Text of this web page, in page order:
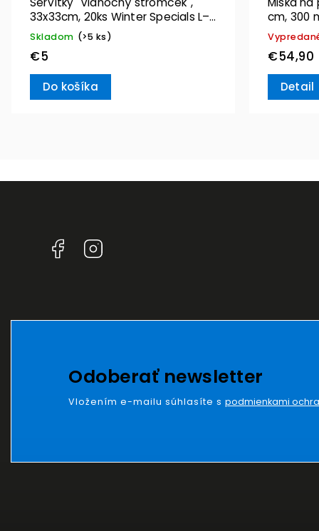
33x33cm, 20ks Winter Specials L–
Villeroy & Boch
Skladom (>5 ks)
€5
Do košíka
cm, 300
€54,90
Detail
Facebook
Odoberať newsletter
Vložením e-mailu súhlasíte s podmienkami